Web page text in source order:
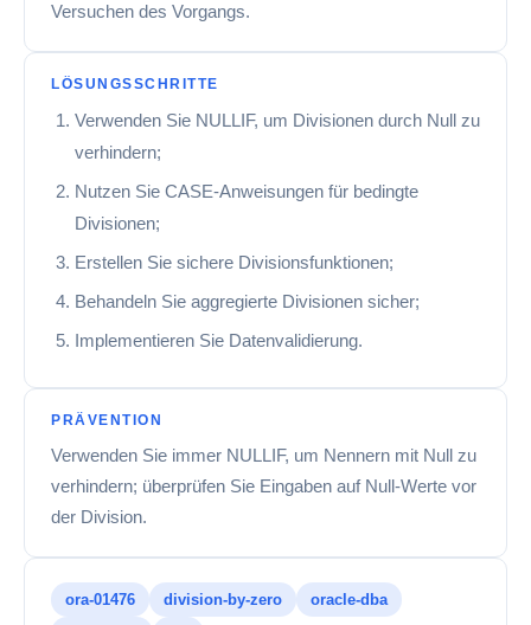
Versuchen des Vorgangs.
LÖSUNGSSCHRITTE
Verwenden Sie NULLIF, um Divisionen durch Null zu
verhindern;
Nutzen Sie CASE-Anweisungen für bedingte
Divisionen;
Erstellen Sie sichere Divisionsfunktionen;
Behandeln Sie aggregierte Divisionen sicher;
Implementieren Sie Datenvalidierung.
PRÄVENTION
Verwenden Sie immer NULLIF, um Nennern mit Null zu
verhindern; überprüfen Sie Eingaben auf Null-Werte vor
der Division.
ora-01476 division-by-zero oracle-dba